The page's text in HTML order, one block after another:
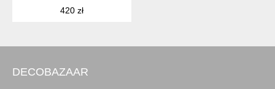
420 zł
DECOBAZAAR